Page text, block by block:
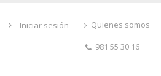
MenúIniciar sesión Quienes somos
981 55 30 16